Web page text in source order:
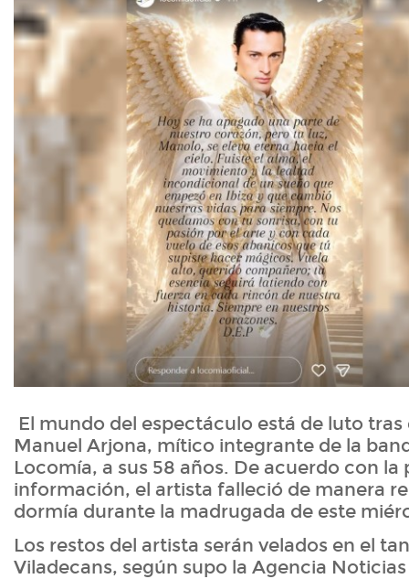
El mundo del espectáculo está de luto
Manuel Arjona, mítico integrante de la
Locomía, a sus 58 años. De acuerdo con la
información, el artista falleció de manera
dormía durante la madrugada de este
Los restos del artista serán velados en el
Viladecans, según supo la Agencia